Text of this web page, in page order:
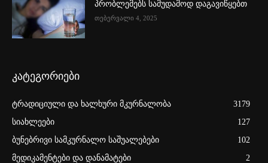
პრობლემებს სამუდამოდ დაგავიწყებთ
თებერვალი 4, 2025
კატეგორიები
ტრადიციული და ხალხური მკურნალობა
3179
სიახლეები
127
ბუნებრივი სამკურნალო საშუალებები
102
მედიკამენტები და დანამატები
2